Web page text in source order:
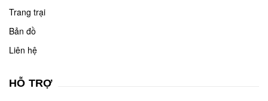
Trang trại
Bản đồ
Liên hệ
HỖ TRỢ